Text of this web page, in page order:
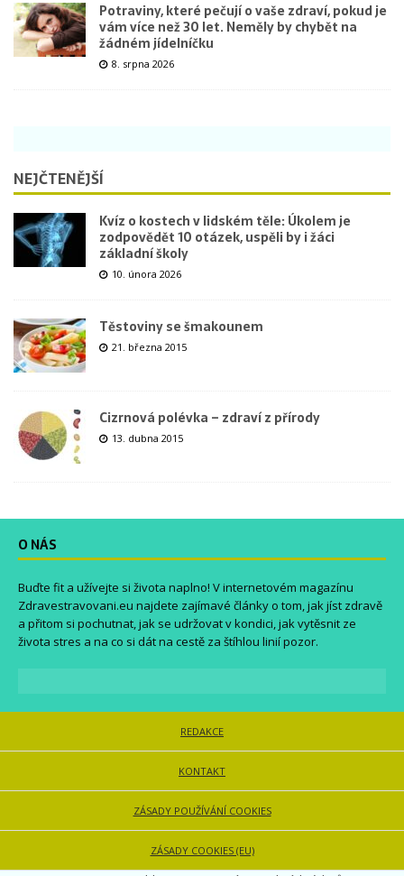
Potraviny, které pečují o vaše zdraví, pokud je
vám více než 30 let. Neměly by chybět na
žádném jídelníčku
8. srpna 2026
NEJČTENĚJŠÍ
Kvíz o kostech v lidském těle: Úkolem je
zodpovědět 10 otázek, uspěli by i žáci
základní školy
10. února 2026
Těstoviny se šmakounem
21. března 2015
Cizrnová polévka – zdraví z přírody
13. dubna 2015
O NÁS
Buďte fit a užívejte si života naplno! V internetovém magazínu
Zdravestravovani.eu najdete zajímavé články o tom, jak jíst zdravě
a přitom si pochutnat, jak se udržovat v kondici, jak vytěsnit ze
života stres a na co si dát na cestě za štíhlou linií pozor.
REDAKCE
KONTAKT
ZÁSADY POUŽÍVÁNÍ COOKIES
ZÁSADY COOKIES (EU)